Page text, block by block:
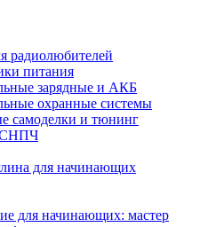
радиолюбителей
питания
зарядные и АКБ
охранные системы
самоделки и тюнинг
СНПЧ
для начинающих
для начинающих: мастер